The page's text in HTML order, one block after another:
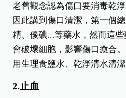
老舊觀念認為傷口要消毒乾
因此講到傷口清潔，第一個
精、優碘...等藥水，然而這
會破壞細胞，影響傷口癒合
用生理食鹽水、乾淨清水清潔
2.止血